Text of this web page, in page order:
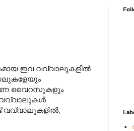
ഇവ വവ്വാലുകളിൽ
വൈറസുകളും
വവ്വാലുകൾ
വവ്വാലുകളിൽ,